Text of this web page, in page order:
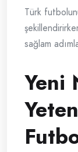
Türk
sağlam
Yeni